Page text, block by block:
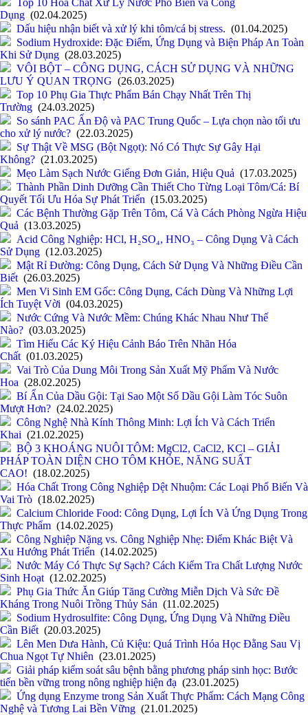
Dụng (02.04.2025)
Dấu hiệu nhận biết và xử lý khi tôm/cá bị stress. (01.04.2025)
Sodium Hydroxide: Đặc Điểm, Ứng Dụng và Biện Pháp An Toàn
Khi Sử Dụng (28.03.2025)
VÔI BỘT – CÔNG DỤNG, CÁCH SỬ DỤNG VÀ NHỮNG
LƯU Ý QUAN TRỌNG (26.03.2025)
Top 10 Phụ Gia Thực Phẩm Bán Chạy Nhất Trên Thị
Trường (24.03.2025)
So sánh PAC Ấn Độ và PAC Trung Quốc – Lựa chọn nào tối ưu
cho xử lý nước? (22.03.2025)
Sự Thật Về MSG (Bột Ngọt): Nó Có Thực Sự Gây Hại
Không? (21.03.2025)
Mẹo Làm Sạch Nước Giếng Đơn Giản, Hiệu Quả (17.03.2025)
Thành Phần Dinh Dưỡng Cần Thiết Cho Từng Loại Tôm/Cá: Bí
Quyết Tối Ưu Hóa Sự Phát Triển (15.03.2025)
Các Bệnh Thường Gặp Trên Tôm, Cá Và Cách Phòng Ngừa Hiệu
Quả (13.03.2025)
Acid Công Nghiệp: HCl, H₂SO₄, HNO₃ – Công Dụng Và Cách
Sử Dụng (12.03.2025)
Mật Rỉ Đường: Công Dụng, Cách Sử Dụng Và Những Điều Cần
Biết (26.03.2025)
Men Vi Sinh EM Gốc: Công Dụng, Cách Dùng Và Những Lợi
Ích Tuyệt Vời (04.03.2025)
Nước Cứng Và Nước Mềm: Chúng Khác Nhau Như Thế
Nào? (03.03.2025)
Tìm Hiểu Các Ký Hiệu Cảnh Báo Trên Nhãn Hóa
Chất (01.03.2025)
Vai Trò Của Dung Môi Trong Sản Xuất Mỹ Phẩm Và Nước
Hoa (28.02.2025)
Bí Ẩn Của Dầu Gội: Tại Sao Một Số Dầu Gội Làm Tóc Suôn
Mượt Hơn? (24.02.2025)
Công Nghệ Nhà Kính Thông Minh: Lợi Ích Và Cách Triển
Khai (21.02.2025)
BỘ 3 KHOÁNG NUÔI TÔM: MgCl2, CaCl2, KCl – GIẢI
PHÁP TOÀN DIỆN CHO TÔM KHỎE, NĂNG SUẤT
CAO! (18.02.2025)
Hóa Chất Trong Công Nghiệp Dệt Nhuộm: Các Loại Phổ Biến Và
Vai Trò (18.02.2025)
Calcium Chloride Food: Công Dụng, Lợi Ích Và Ứng Dụng Trong
Thực Phẩm (14.02.2025)
Công Nghiệp Nặng vs. Công Nghiệp Nhẹ: Điểm Khác Biệt Và
Xu Hướng Phát Triển (14.02.2025)
Nước Máy Có Thực Sự Sạch? Cách Kiểm Tra Chất Lượng Nước
Sinh Hoạt (12.02.2025)
Phụ Gia Thức Ăn Giúp Tăng Cường Miễn Dịch Và Sức Đề
Kháng Trong Nuôi Trồng Thủy Sản (11.02.2025)
Sodium Hydrosulfite: Công Dụng, Ứng Dụng Và Những Điều
Cần Biết (20.03.2025)
Lên Men Dưa Hành, Củ Kiệu: Quá Trình Hóa Học Đằng Sau Vị
Chua Ngọt Tự Nhiên (23.01.2025)
Giải pháp kiểm soát sâu bệnh bằng phương pháp sinh học: Bước
tiến bền vững trong nông nghiệp hiện đạ (23.01.2025)
Ứng dụng Enzyme trong Sản Xuất Thực Phẩm: Cách Mạng Công
Nghệ và Tương Lai Bền Vững (21.01.2025)